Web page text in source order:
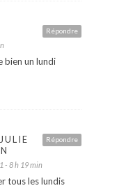
Répondre
bien un lundi
Répondre
- 8 h 19 min
tous les lundis